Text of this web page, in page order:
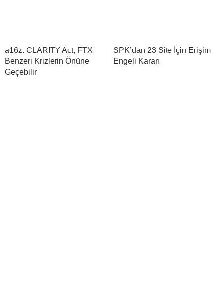
a16z: CLARITY Act, FTX
Benzeri Krizlerin Önüne
Geçebilir
SPK’dan 23 Site İçin Erişim
Engeli Kararı